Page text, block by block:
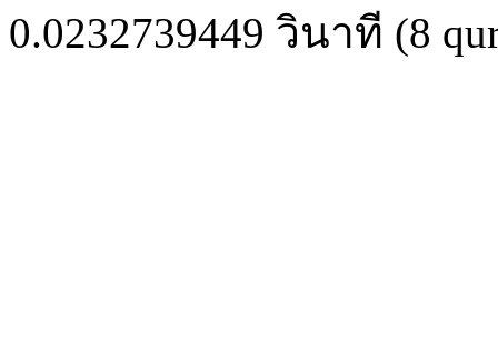
0.0232739449 วินาที (8